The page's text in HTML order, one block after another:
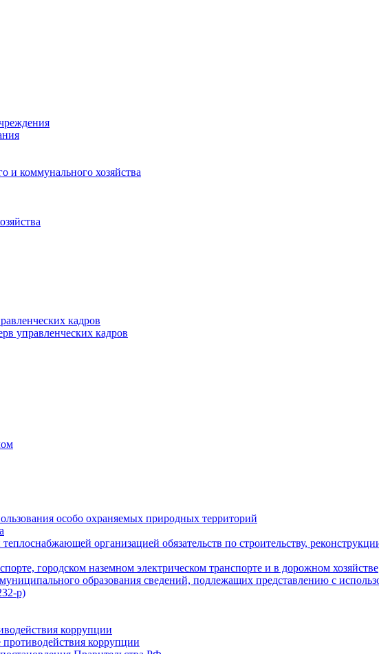
и коммунального хозяйства
кадров
управленческих кадров
особо охраняемых природных территорий
организацией обязательств по строительству,
городском наземном электрическом транспорте и в дорожном хозяйстве
образования сведений, подлежащих представлению с
р)
коррупции
коррупции